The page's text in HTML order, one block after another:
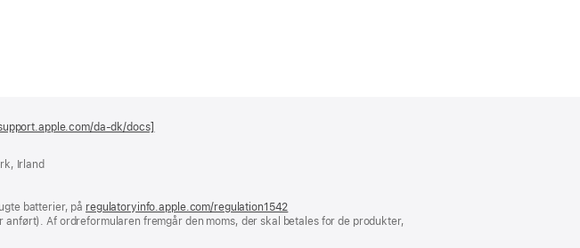
da-dk/docs]
Irland
batterier, på regulatoryinfo.apple.com/regulation1542
i
Af ordreformularen fremgår den moms, der skal betales for de produkter,